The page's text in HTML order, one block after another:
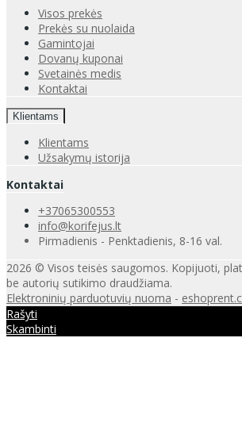
Visos prekės
Prekės su nuolaida
Gamintojai
Dovanų kuponai
Svetainės medis
Kontaktai
Klientams
Klientams
Užsakymų istorija
Kontaktai
+37065300553
info@korifejus.lt
Pirmadienis - Penktadienis, 8-16 val.
2026 © Visos teisės saugomos. Kopijuoti,
be autorių sutikimo draudžiama.
Elektroninių parduotuvių nuoma -
Rašyti
Skambinti